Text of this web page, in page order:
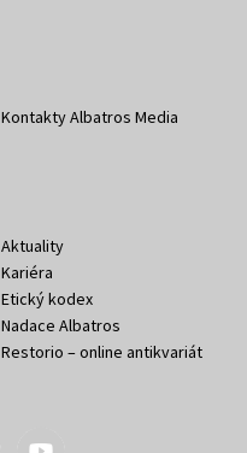
Kontakty Albatros Media
Aktuality
Kariéra
Etický kodex
Nadace Albatros
Restorio – online antikvariát